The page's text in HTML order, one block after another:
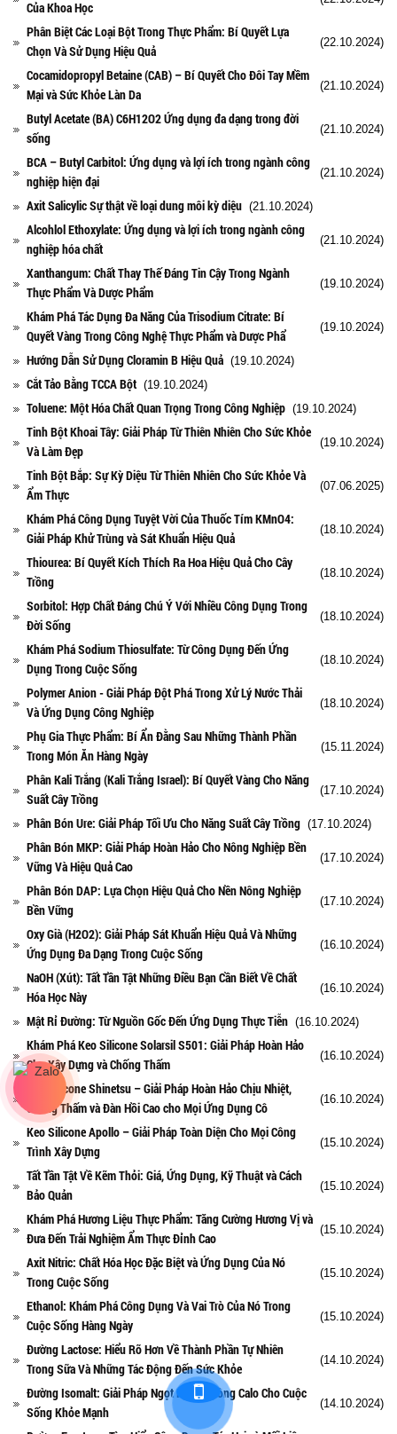
Của Khoa Học
Phân Biệt Các Loại Bột Trong Thực Phẩm: Bí Quyết Lựa
Chọn Và Sử Dụng Hiệu Quả
(22.10.2024)
Cocamidopropyl Betaine (CAB) – Bí Quyết Cho Đôi Tay Mềm
Mại và Sức Khỏe Làn Da
(21.10.2024)
Butyl Acetate (BA) C6H12O2 Ứng dụng đa dạng trong đời
sống
(21.10.2024)
BCA – Butyl Carbitol: Ứng dụng và lợi ích trong ngành công
nghiệp hiện đại
(21.10.2024)
Axit Salicylic Sự thật về loại dung môi kỳ diệu (21.10.2024)
Alcohlol Ethoxylate: Ứng dụng và lợi ích trong ngành công
nghiệp hóa chất
(21.10.2024)
Xanthangum: Chất Thay Thế Đáng Tin Cậy Trong Ngành
Thực Phẩm Và Dược Phẩm
(19.10.2024)
Khám Phá Tác Dụng Đa Năng Của Trisodium Citrate: Bí
Quyết Vàng Trong Công Nghệ Thực Phẩm và Dược Phẩ
(19.10.2024)
Hướng Dẫn Sử Dụng Cloramin B Hiệu Quả (19.10.2024)
Cắt Tảo Bằng TCCA Bột (19.10.2024)
Toluene: Một Hóa Chất Quan Trọng Trong Công Nghiệp (19.10.2024)
Tinh Bột Khoai Tây: Giải Pháp Từ Thiên Nhiên Cho Sức Khỏe
Và Làm Đẹp
(19.10.2024)
Tinh Bột Bắp: Sự Kỳ Diệu Từ Thiên Nhiên Cho Sức Khỏe Và
Ẩm Thực
(07.06.2025)
Khám Phá Công Dụng Tuyệt Vời Của Thuốc Tím KMnO4:
Giải Pháp Khử Trùng và Sát Khuẩn Hiệu Quả
(18.10.2024)
Thiourea: Bí Quyết Kích Thích Ra Hoa Hiệu Quả Cho Cây
Trồng
(18.10.2024)
Sorbitol: Hợp Chất Đáng Chú Ý Với Nhiều Công Dụng Trong
Đời Sống
(18.10.2024)
Khám Phá Sodium Thiosulfate: Từ Công Dụng Đến Ứng
Dụng Trong Cuộc Sống
(18.10.2024)
Polymer Anion - Giải Pháp Đột Phá Trong Xử Lý Nước Thải
Và Ứng Dụng Công Nghiệp
(18.10.2024)
Phụ Gia Thực Phẩm: Bí Ẩn Đằng Sau Những Thành Phần
Trong Món Ăn Hàng Ngày
(15.11.2024)
Phân Kali Trắng (Kali Trắng Israel): Bí Quyết Vàng Cho Năng
Suất Cây Trồng
(17.10.2024)
Phân Bón Ure: Giải Pháp Tối Ưu Cho Năng Suất Cây Trồng (17.10.2024)
Phân Bón MKP: Giải Pháp Hoàn Hảo Cho Nông Nghiệp Bền
Vững Và Hiệu Quả Cao
(17.10.2024)
Phân Bón DAP: Lựa Chọn Hiệu Quả Cho Nền Nông Nghiệp
Bền Vững
(17.10.2024)
Oxy Già (H2O2): Giải Pháp Sát Khuẩn Hiệu Quả Và Những
Ứng Dụng Đa Dạng Trong Cuộc Sống
(16.10.2024)
NaOH (Xút): Tất Tần Tật Những Điều Bạn Cần Biết Về Chất
Hóa Học Này
(16.10.2024)
Mật Rỉ Đường: Từ Nguồn Gốc Đến Ứng Dụng Thực Tiễn (16.10.2024)
Khám Phá Keo Silicone Solarsil S501: Giải Pháp Hoàn Hảo
Cho Xây Dựng và Chống Thấm
(16.10.2024)
Keo Silicone Shinetsu – Giải Pháp Hoàn Hảo Chịu Nhiệt,
Chống Thấm và Đàn Hồi Cao cho Mọi Ứng Dụng Cô
(16.10.2024)
Keo Silicone Apollo – Giải Pháp Toàn Diện Cho Mọi Công
Trình Xây Dựng
(15.10.2024)
Tất Tần Tật Về Kẽm Thỏi: Giá, Ứng Dụng, Kỹ Thuật và Cách
Bảo Quản
(15.10.2024)
Khám Phá Hương Liệu Thực Phẩm: Tăng Cường Hương Vị và
Đưa Đến Trải Nghiệm Ẩm Thực Đỉnh Cao
(15.10.2024)
Axit Nitric: Chất Hóa Học Đặc Biệt và Ứng Dụng Của Nó
Trong Cuộc Sống
(15.10.2024)
Ethanol: Khám Phá Công Dụng Và Vai Trò Của Nó Trong
Cuộc Sống Hàng Ngày
(15.10.2024)
Đường Lactose: Hiểu Rõ Hơn Về Thành Phần Tự Nhiên
Trong Sữa Và Những Tác Động Đến Sức Khỏe
(14.10.2024)
Đường Isomalt: Giải Pháp Ngọt Ngào Không Calo Cho Cuộc
Sống Khỏe Mạnh
(14.10.2024)